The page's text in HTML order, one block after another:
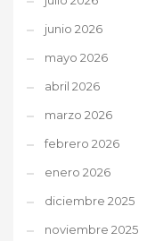
junio 2026
mayo 2026
abril 2026
marzo 2026
febrero 2026
enero 2026
diciembre 2025
noviembre 2025